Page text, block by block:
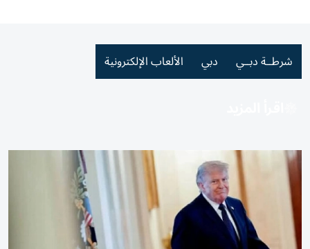
شرطــة دبــي دبي الألعاب الإلكترونية